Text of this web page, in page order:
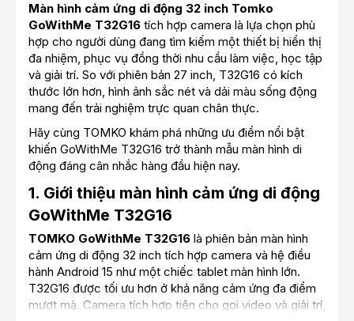
Màn hình cảm ứng di động 32 inch Tomko
GoWithMe T32G16 tích hợp camera là lựa chọn phù
hợp cho người dùng đang tìm kiếm một thiết bị hiển thị
đa nhiệm, phục vụ đồng thời nhu cầu làm việc, học tập
và giải trí. So với phiên bản 27 inch, T32G16 có kích
thước lớn hơn, hình ảnh sắc nét và dải màu sống động
mang đến trải nghiệm trực quan chân thực.
Hãy cùng TOMKO khám phá những ưu điểm nổi bật
khiến GoWithMe T32G16 trở thành mẫu màn hình di
động đáng cân nhắc hàng đầu hiện nay.
1. Giới thiệu màn hình cảm ứng di động
GoWithMe T32G16
TOMKO GoWithMe T32G16 là phiên bản màn hình
cảm ứng di động 32 inch tích hợp camera và hệ điều
hành Android 15 như một chiếc tablet màn hình lớn.
T32G16 được tối ưu hơn ở khả năng cảm ứng đa điểm
mượt mà. Camera tích hợp tiện cho gọi video và giải trí,